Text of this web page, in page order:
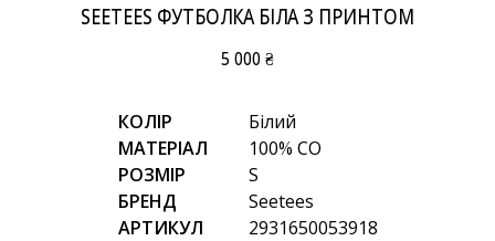
SEETEES ФУТБОЛКА БІЛА З ПРИНТОМ
5 000 ₴
КОЛІР
Білий
МАТЕРІАЛ
100% CO
РОЗМІР
S
БРЕНД
Seetees
АРТИКУЛ
2931650053918